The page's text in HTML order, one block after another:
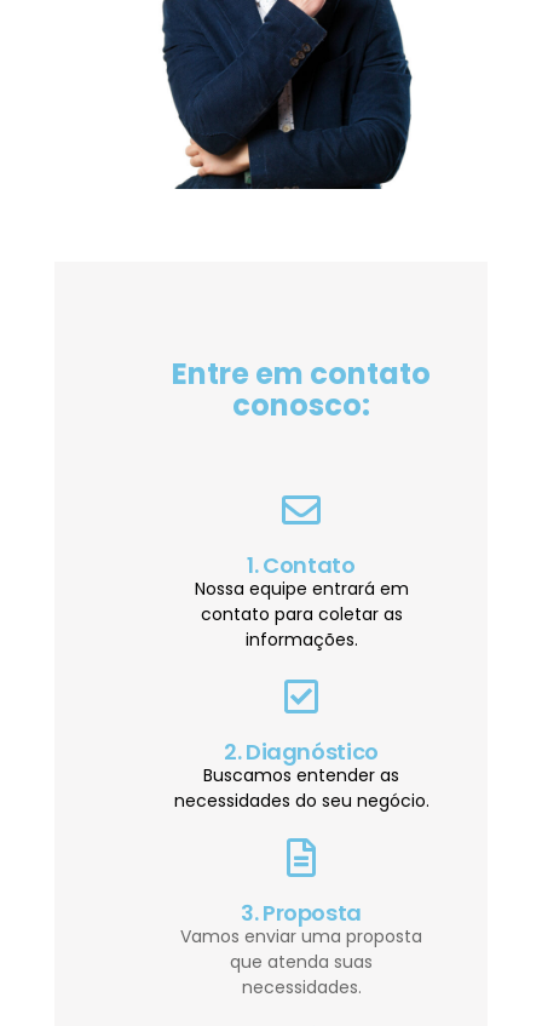
Entre em contato
conosco:
1. Contato
Nossa equipe entrará em
contato para coletar as
informações.
2. Diagnóstico
Buscamos entender as
necessidades do seu negócio.
3. Proposta
Vamos enviar uma proposta
que atenda suas
necessidades.